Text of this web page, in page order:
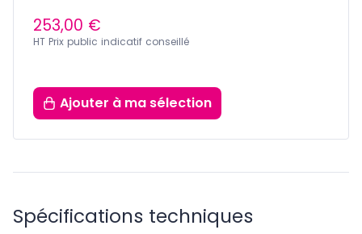
253,00 €
HT Prix public indicatif conseillé
Ajouter à ma sélection
Spécifications techniques